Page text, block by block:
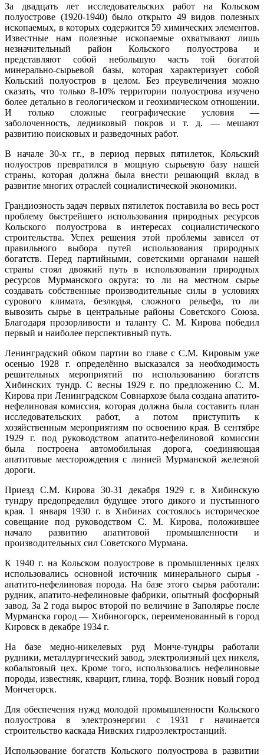
За двадцать лет исследовательских работ на Кольском
полуострове (1920-1940) было открыто 49 видов полезных
ископаемых, в которых содержится 59 химических элементов.
Известные нам полезные ископаемые охватывают лишь
незначительный район Кольского полуострова и
представляют собой небольшую часть той богатой
минерально-сырьевой базы, которая характеризует собой
Кольский полуостров в целом. Без преувеличения можно
сказать, что только 8-10% территории полуострова изучено
более детально в геологическом и геохимическом отношении.
И только сложные географические условия —
заболоченность, ледниковый покров и т. д. — мешают
развитию поисковых и разведочных работ.
В начале 30-х гг., в период первых пятилеток, Кольский
полуостров превратился в мощную сырьевую базу нашей
страны, которая должна была внести решающий вклад в
развитие многих отраслей социалистической экономики.
Грандиозность задач первых пятилеток поставила во весь рост
проблему быстрейшего использования природных ресурсов
Кольского полуострова в интересах социалистического
строительства. Успех решения этой проблемы зависел от
правильного выбора путей использования природных
богатств. Перед партийными, советскими органами нашей
страны стоял двоякий путь в использовании природных
ресурсов Мурманского округа: то ли на местном сырье
создавать собственные производительные силы в условиях
сурового климата, безлюдья, сложного рельефа, то ли
вывозить сырье в центральные районы Советского Союза.
Благодаря прозорливости и таланту С. М. Кирова победил
первый и наиболее перспективный путь.
Ленинградский обком партии во главе с С.М. Кировым уже
осенью 1928 г. определённо высказался за необходимость
решительных мероприятий по использованию богатств
Хибинских тундр. С весны 1929 г. по предложению С. М.
Кирова при Ленинградском Совнархозе была создана апатито-
нефелиновая комиссия, которая должна была составить план
исследовательских работ, а потом приступить к
хозяйственным мероприятиям по освоению края. В сентябре
1929 г. под руководством апатито-нефелиновой комиссии
была построена автомобильная дорога, соединяющая
апатитовые месторождения с линией Мурманской железной
дороги.
Приезд С.М. Кирова 30-31 декабря 1929 г. в Хибинскую
тундру предопределил будущее этого дикого и пустынного
края. 1 января 1930 г. в Хибинах состоялось историческое
совещание под руководством С. М. Кирова, положившее
начало развитию апатитовой промышленности и
производительных сил Советского Мурмана.
К 1940 г. на Кольском полуострове в промышленных целях
использовались основной источник минерального сырья -
апатито-нефелиновая порода. На базе этого сырья работали:
рудник, апатито-нефелиновые фабрики, опытный фосфорный
завод. За 2 года вырос второй по величине в Заполярье после
Мурманска город — Хибиногорск, переименованный в город
Кировск в декабре 1934 г.
На базе медно-никелевых руд Монче-тундры работали
рудники, металлургический завод, электролизный цех никеля,
кобальтовый цех. Кроме того, использовались нефелиновые
породы, известняк, кварцит, глина, торф. Возник новый город
Мончегорск.
Для обеспечения нужд молодой промышленности Кольского
полуострова в электроэнергии с 1931 г начинается
строительство каскада Нивских гидроэлектростанций.
Использование богатств Кольского полуострова в развитии